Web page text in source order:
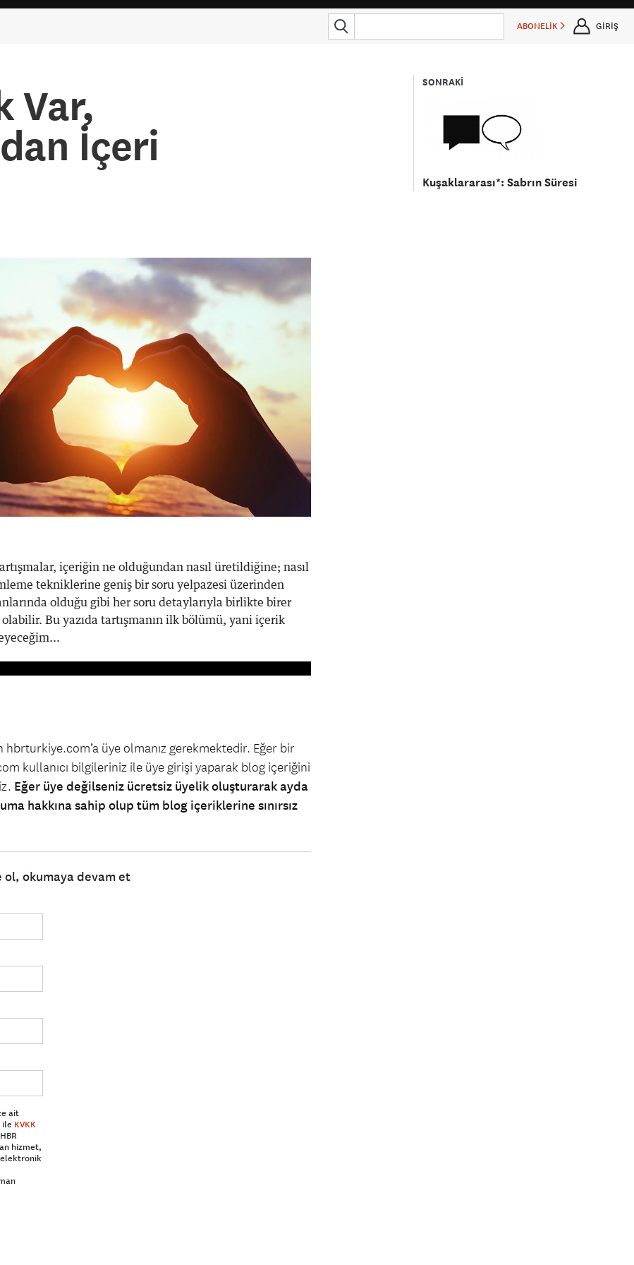
ABONELİK GİRİŞ
SONRAKİ
Kuşaklararası*: Sabrın Süresi
Var,
İçeri
içeriğin ne olduğundan nasıl üretildiğine; nasıl
tekniklerine geniş bir soru yelpazesi üzerinden
olduğu gibi her soru detaylarıyla birlikte birer
Bu yazıda tartışmanın ilk bölümü, yani içerik
üye olmanız gerekmektedir. Eğer bir
kullanıcı bilgileriniz ile üye girişi yaparak blog içeriğini
Eğer üye değilseniz ücretsiz üyelik oluşturarak ayda
hakkına sahip olup tüm blog içeriklerine sınırsız
ol, okumaya devam et
ait
ile KVKK
hizmet,
elektronik